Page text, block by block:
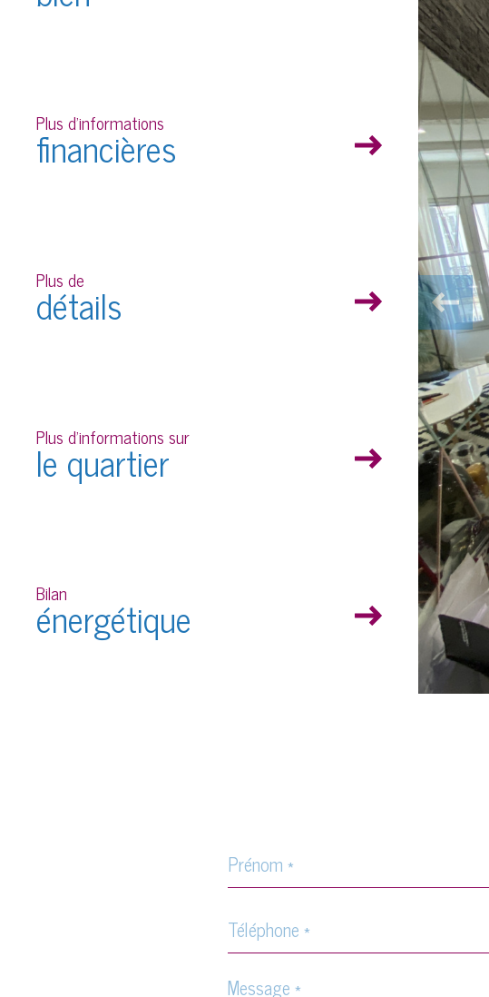
Plus d'informations
financières
Plus de
détails
Plus d'informations sur
le quartier
Bilan
énergétique
Prénom
*
Téléphone
*
Message